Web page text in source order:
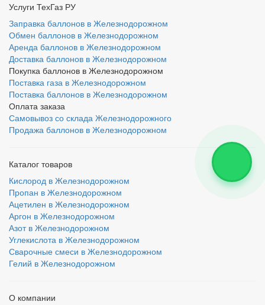
Услуги ТехГаз РУ
Заправка баллонов в Железнодорожном
Обмен баллонов в Железнодорожном
Аренда баллонов в Железнодорожном
Доставка баллонов в Железнодорожном
Покупка баллонов в Железнодорожном
Поставка газа в Железнодорожном
Поставка баллонов в Железнодорожном
Оплата заказа
Самовывоз со склада Железнодорожного
Продажа баллонов в Железнодорожном
Каталог товаров
Кислород в Железнодорожном
Пропан в Железнодорожном
Ацетилен в Железнодорожном
Аргон в Железнодорожном
Азот в Железнодорожном
Углекислота в Железнодорожном
Сварочные смеси в Железнодорожном
Гелий в Железнодорожном
О компании